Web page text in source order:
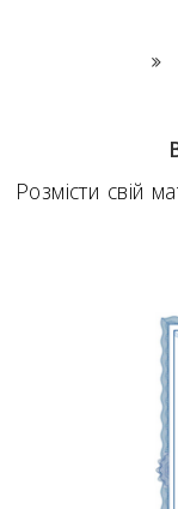
Розмісти свій